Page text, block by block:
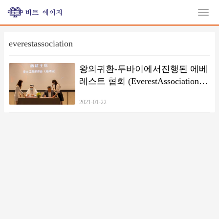
everestassociation
왕의귀환-두바이에서진행된 에베
레스트 협회 (EverestAssociation)
2021-01-22